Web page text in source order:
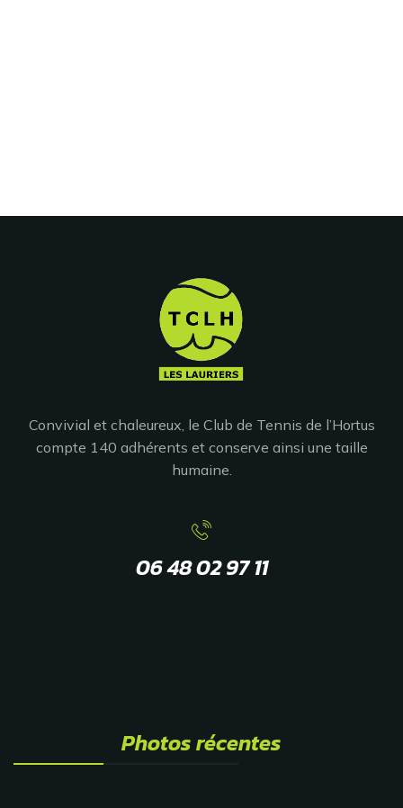
Convivial et chaleureux, le Club de Tennis de l’Hortus
compte 140 adhérents et conserve ainsi une taille
humaine.
06 48 02 97 11
Photos récentes